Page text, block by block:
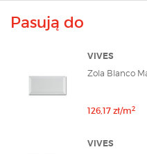
Charakter listwy Remate
klimatycznych mieszkań z
lekkością. Ze względu na liczne
Pasują do
VIVES
Zola Blanco
126,17 zł/m2
VIVES